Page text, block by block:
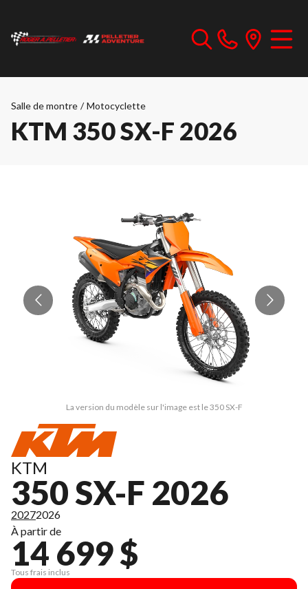
Salle de montre / Motocyclette
KTM 350 SX-F 2026
La version du modèle sur l'image est le 350 SX-F
KTM
350 SX-F 2026
20272026
À partir de
14 699 $
Tous frais inclus